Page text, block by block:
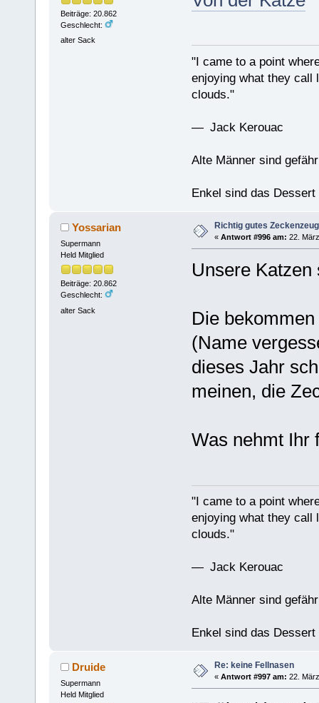
Beiträge: 20.862
Geschlecht:
alter Sack
"I came to a point
enjoying what they call
clouds."
— Jack Kerouac
Alte Männer sind
Enkel sind das Dessert
Yossarian
Supermann
Held Mitglied
Beiträge: 20.862
Geschlecht:
alter Sack
Richtig gutes
« Antwort #996 am: 22.
Unsere
Die
(Name
dieses Jahr
meinen, die
Was nehmt Ihr
"I came to a point
enjoying what they call
clouds."
— Jack Kerouac
Alte Männer sind
Enkel sind das
Druide
Supermann
Held Mitglied
Re: keine Fellnasen
« Antwort #997 am: 22.